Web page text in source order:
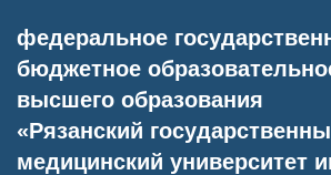
федеральное
бюджетное
высшего образования
«Рязанский
медицинский университет